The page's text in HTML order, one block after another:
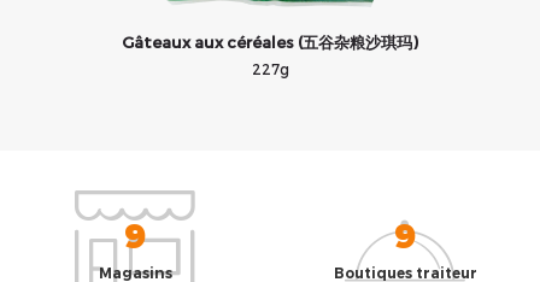
Gâteaux aux céréales (五谷杂粮沙琪玛)
227g
9
Magasins
9
Boutiques traiteur